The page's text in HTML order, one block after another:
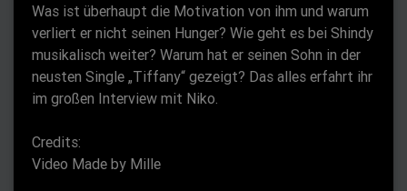
l
c
Was ist überhaupt die Motivation von ihm und warum
verliert er nicht seinen Hunger? Wie geht es bei Shindy
musikalisch weiter? Warum hat er seinen Sohn in der
neusten Single „Tiffany“ gezeigt? Das alles erfahrt ihr
im großen Interview mit Niko.
Credits:
Video Made by Mille